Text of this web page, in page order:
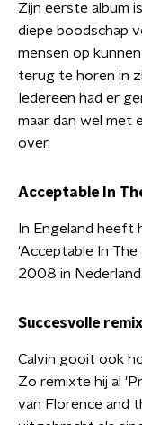
Zijn eerste album
diepe boodschap
mensen op
terug te horen in
Iedereen had er
maar dan wel met
over.
Acceptable In
In Engeland heeft
‘Acceptable In
2008 in
Succesvolle
Calvin gooit ook
Zo remixte hij al
van Florence and